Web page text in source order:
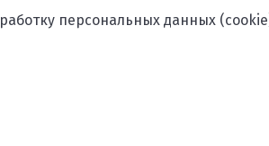
персональных данных